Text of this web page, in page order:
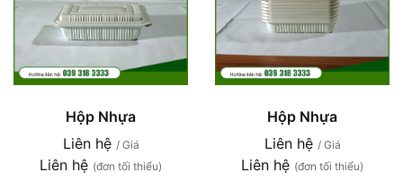
Hộp Nhựa
Liên hệ / Giá
Liên hệ (đơn tối thiểu)
Hộp Nhựa
Liên hệ / Giá
Liên hệ (đơn tối thiểu)